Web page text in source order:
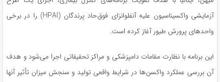
آزمایشی واکسیناسیون علیه آنفلوانزای فوق‌حاد پرندگان (HPAI) را در برخی
واحدهای پرورش طیور آغاز کرده است.
این برنامه با نظارت مقامات دامپزشکی و مراکز تحقیقاتی اجرا می‌شود و هدف
آن بررسی عملکرد واکسن‌ها در شرایط واقعی تولید و سنجش میزان تأثیر آنها